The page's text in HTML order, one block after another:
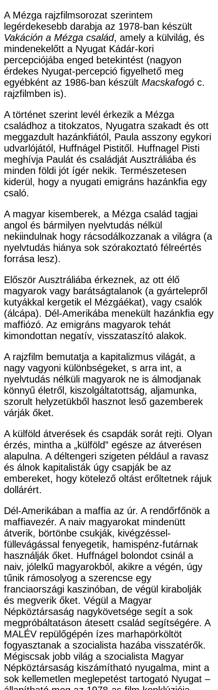
A Mézga rajzfilmsorozat szerintem
legérdekesebb darabja az 1978-ban készült
Vakáción a Mézga család, amely a külvilág, és
mindenekelőtt a Nyugat Kádár-kori
percepciójába enged betekintést (nagyon
érdekes Nyugat-percepció figyelhető meg
egyébként az 1986-ban készült Macskafogó c.
rajzfilmben is).
A történet szerint levél érkezik a Mézga
családhoz a titokzatos, Nyugatra szakadt és ott
meggazdult hazánkfiától, Paula asszony egykori
udvarlójától, Huffnágel Pistitől. Huffnagel Pisti
meghívja Paulát és családját Ausztráliába és
minden földi jót ígér nekik. Természetesen
kiderül, hogy a nyugati emigráns hazánkfia egy
csaló.
A magyar kisemberek, a Mézga család tagjai
angol és bármilyen nyelvtudás nélkül
nekiindulnak hogy rácsodálkozzanak a világra (a
nyelvtudás hiánya sok szórakoztató félreértés
forrása lesz).
Először Ausztráliába érkeznek, az ott élő
magyarok vagy barátságtalanok (a gyártelepről
kutyákkal kergetik el Mézgáékat), vagy csalók
(álcápa). Dél-Amerikába menekült hazánkfia egy
maffiózó. Az emigráns magyarok tehát
kimondottan negatív, visszataszító alakok.
A rajzfilm bemutatja a kapitalizmus világát, a
nagy vagyoni különbségeket, s arra int, a
nyelvtudás nélküli magyarok ne is álmodjanak
könnyű életről, kiszolgáltatottság, aljamunka,
szorult helyzetükből hasznot leső gazemberek
várják őket.
A külföld átverések és csapdák sorát rejti. Olyan
érzés, mintha a „külföld” egésze az átverésen
alapulna. A déltengeri szigeten például a ravasz
és álnok kapitalisták úgy csapják be az
embereket, hogy kötelező oltást erőltetnek rájuk
dollárért.
Dél-Amerikában a maffia az úr. A rendőrfőnök a
maffiavezér. A naiv magyarokat mindenütt
átverik, börtönbe csukják, kivégzéssel-
füllevágással fenyegetik, hamispénz-futárnak
használják őket. Huffnágel bolondot csinál a
naiv, jólelkű magyarokból, akikre a végén, úgy
tűnik rámosolyog a szerencse egy
franciaországi kaszinóban, de végül kirabolják
és megverik őket. Végül a Magyar
Népköztársaság nagykövetsége segít a sok
megpróbáltatáson átesett család segítségére. A
MALÉV repülőgépén ízes marhapörköltöt
fogyasztanak a szocialista hazába visszatérők.
Mégiscsak jobb világ a szocialista Magyar
Népköztársaság kiszámítható nyugalma, mint a
sok kellemetlen meglepetést tartogató Nyugat –